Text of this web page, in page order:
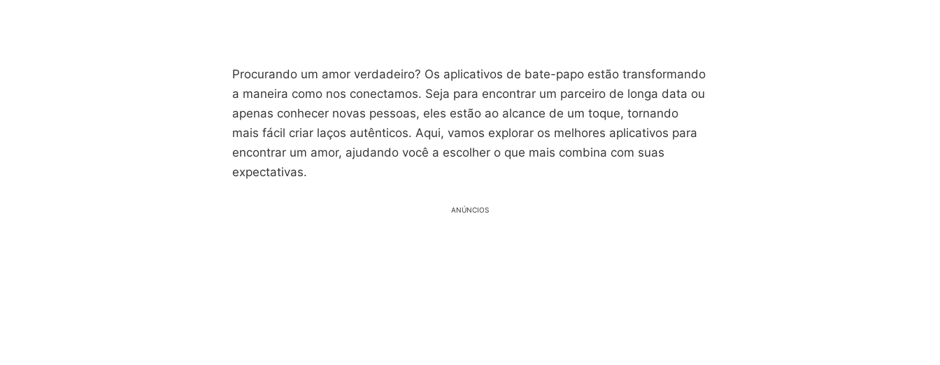
Procurando um amor verdadeiro? Os aplicativos de bate-papo estão transformando
a maneira como nos conectamos. Seja para encontrar um parceiro de longa data ou
apenas conhecer novas pessoas, eles estão ao alcance de um toque, tornando
mais fácil criar laços autênticos. Aqui, vamos explorar os melhores aplicativos para
encontrar um amor, ajudando você a escolher o que mais combina com suas
expectativas.
ANÚNCIOS